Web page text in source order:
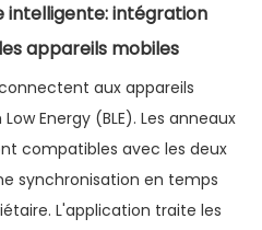
intelligente: intégration
appareils mobiles
aux appareils
Energy (BLE). Les anneaux
compatibles avec les deux
synchronisation en temps
L'application traite les